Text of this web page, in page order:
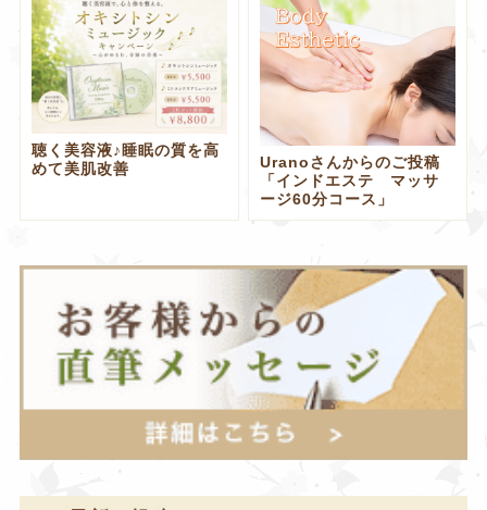
聴く美容液♪睡眠の質を高
めて美肌改善
Uranoさんからのご投稿
「インドエステ マッサ
ージ60分コース」